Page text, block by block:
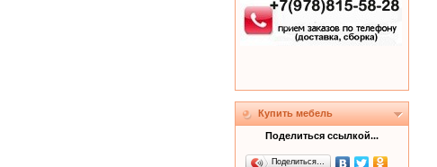
Купить мебель
Поделиться ссылкой...
Поделиться…